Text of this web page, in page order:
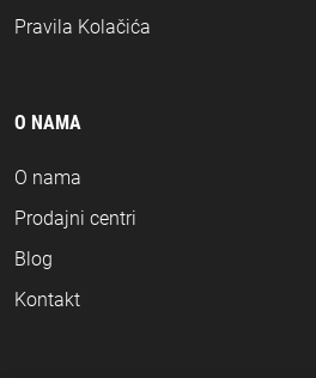
Pravila Kolačića
O NAMA
O nama
Prodajni centri
Blog
Kontakt